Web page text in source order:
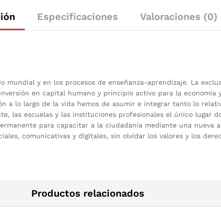
Especificaciones Valoraciones (0)
mundial y en los procesos de enseñanza-aprendizaje. La
en capital humano y principio activo para la economía
a lo largo de la vida hemos de asumir e integrar tanto lo
las escuelas y las instituciones profesionales el único lugar
para capacitar a la ciudadanía mediante una nueva
comunicativas y digitales, sin olvidar los valores y los
Productos relacionados